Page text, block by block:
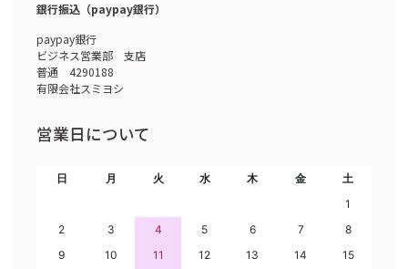
銀行振込（paypay銀行）
paypay銀行
ビジネス営業部 支店
普通 4290188
有限会社スミヨシ
営業日について
日 月 火 水 木 金
土
1
2
3 4 5 6 7
8
9
10 11 12 13 14
15